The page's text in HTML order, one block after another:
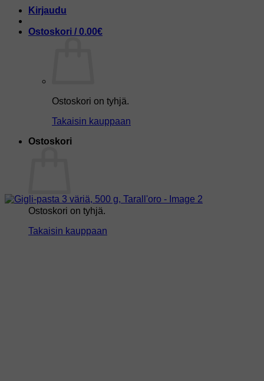
Kirjaudu
Ostoskori / 0.00€
Ostoskori on tyhjä.
Takaisin kauppaan
Ostoskori
Ostoskori on tyhjä.
Takaisin kauppaan